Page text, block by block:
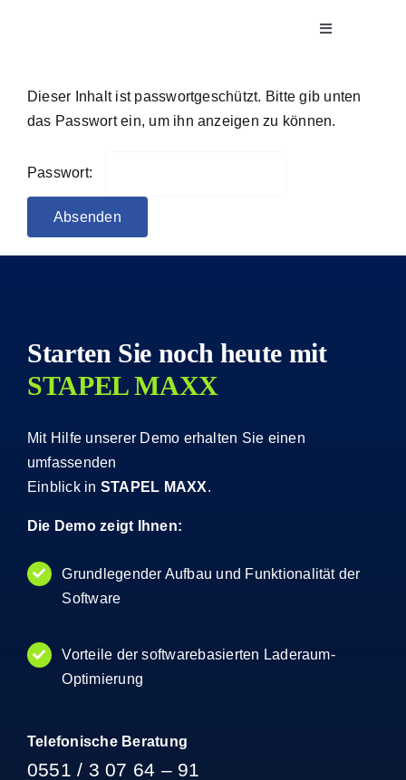
Toggle
Broschüren
Dieser Inhalt ist passwortgeschützt. Bitte gib unten
das Passwort ein, um ihn anzeigen zu können.
Passwort:
Starten Sie noch heute mit
STAPEL MAXX
Mit Hilfe unserer Demo erhalten Sie einen
umfassenden
Einblick in STAPEL MAXX.
Die Demo zeigt Ihnen:
Grundlegender Aufbau und Funktionalität der
Software
Vorteile der softwarebasierten Laderaum-
Optimierung
Telefonische Beratung
0551 / 3 07 64 – 91